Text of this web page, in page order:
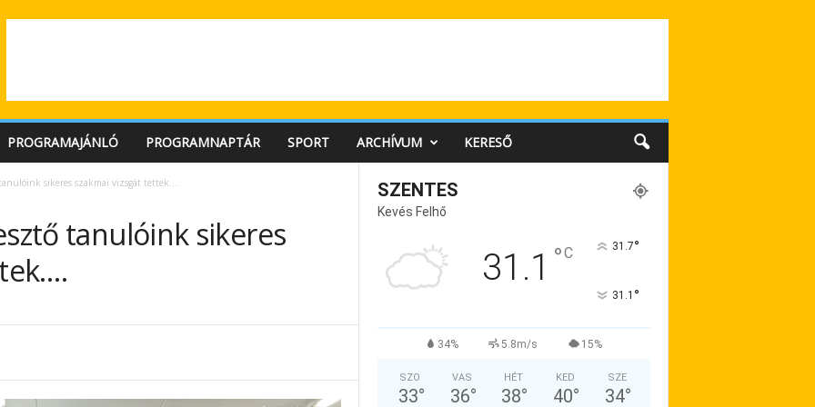
PROGRAMAJÁNLÓ PROGRAMNAPTÁR SPORT ARCHÍVUM KERESŐ
sikeres szakmai vizsgát tettek….
tanulóink sikeres
SZENTES
Kevés Felhő
31.1 °C 31.7°
31.1 °
34% 5.8m/s 15%
SZO
33°
VAS
36°
HÉT
38°
KED
40°
SZE
34°